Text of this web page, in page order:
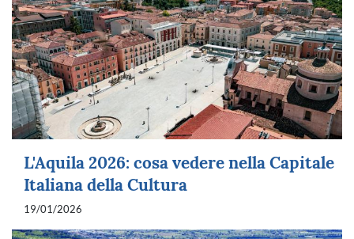
L'Aquila 2026: cosa vedere nella Capitale
Italiana della Cultura
19/01/2026